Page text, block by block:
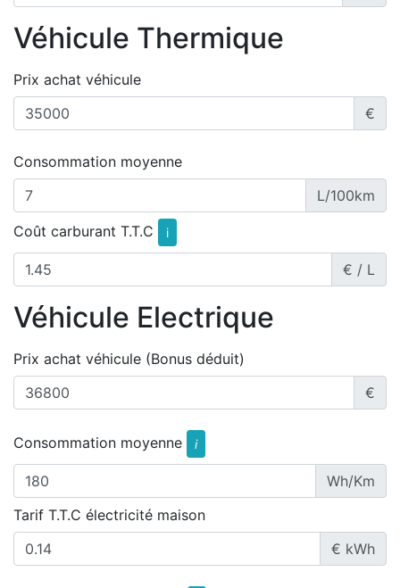
Véhicule Thermique
Prix achat véhicule
€
Consommation moyenne
L/100km
Coût carburant T.T.C
i
€ / L
Véhicule Electrique
Prix achat véhicule (Bonus déduit)
€
Consommation moyenne i
Wh/Km
Tarif T.T.C électricité maison
€ kWh